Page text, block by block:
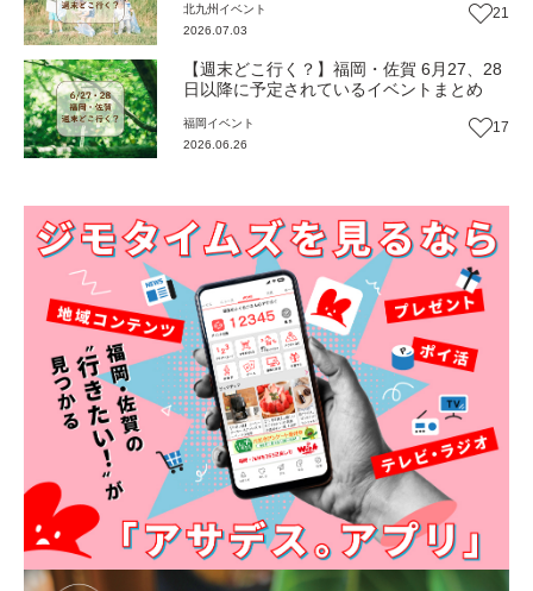
北九州 イベント
2026.07.03
21
【週末どこ行く？】福岡・佐賀 6月27、28
日以降に予定されているイベントまとめ
福岡 イベント
2026.06.26
17